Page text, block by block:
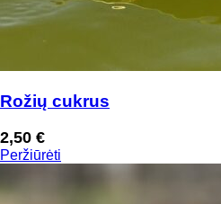
Rožių cukrus
2,50 €
Peržiūrėti